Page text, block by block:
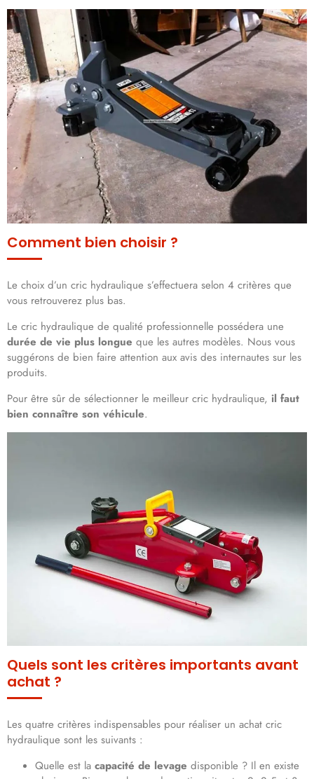
Comment bien choisir ?
Le choix d’un cric hydraulique s’effectuera selon 4 critères que
vous retrouverez plus bas.
Le cric hydraulique de qualité professionnelle possédera une
durée de vie plus longue que les autres modèles. Nous vous
suggérons de bien faire attention aux avis des internautes sur les
produits.
Pour être sûr de sélectionner le meilleur cric hydraulique, il faut
bien connaître son véhicule.
Quels sont les critères importants avant
achat ?
Les quatre critères indispensables pour réaliser un achat cric
hydraulique sont les suivants :
Quelle est la capacité de levage disponible ? Il en existe